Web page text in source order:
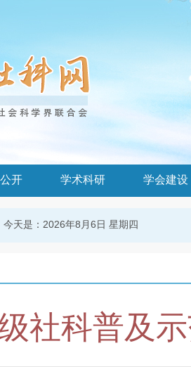
开 学术科研 学会建设
今天是： 2026年8月6日 星期四
社科普及